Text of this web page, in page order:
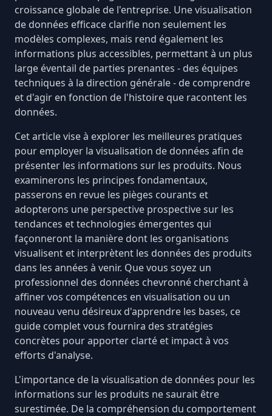
croissance globale de l'entreprise. Une visualisation
de données efficace clarifie non seulement les
modèles complexes, mais rend également les
informations plus accessibles, permettant à un plus
large éventail de parties prenantes - des équipes
techniques à la direction générale - de comprendre
et d'agir en fonction de l'histoire que racontent les
données.
Cet article vise à explorer les meilleures pratiques
pour employer la visualisation de données afin de
présenter les informations sur les produits. Nous
examinerons les principes fondamentaux,
passerons en revue les pièges courants et
adopterons une perspective prospective sur les
tendances et technologies émergentes qui
façonneront la manière dont les organisations
visualisent et interprètent les données des produits
dans les années à venir. Que vous soyez un
professionnel des données chevronné cherchant à
affiner vos compétences en visualisation ou un
nouveau venu désireux d'apprendre les bases, ce
guide complet vous fournira des stratégies
concrètes pour apporter clarté et impact à vos
efforts d'analyse.
L'importance de la visualisation de données pour les
informations sur les produits ne saurait être
surestimée. De la compréhension du comportement